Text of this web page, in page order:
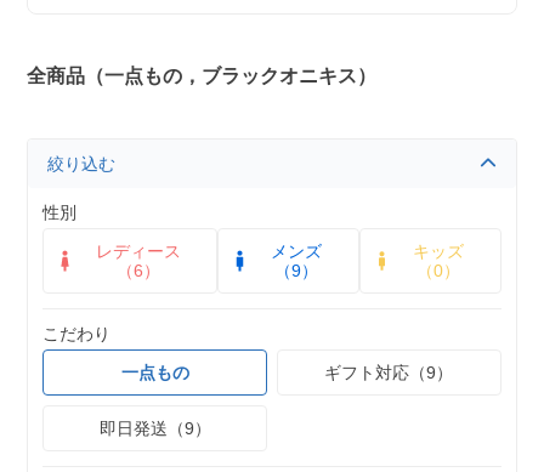
全商品（一点もの，ブラックオニキス）
絞り込む
性別
レディース
（6）
メンズ
（9）
キッズ
（0）
こだわり
一点もの
ギフト対応（9）
即日発送（9）